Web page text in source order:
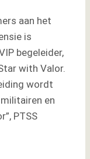
aan het
is
begeleider,
with Valor.
wordt
en
PTSS